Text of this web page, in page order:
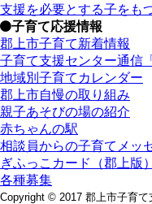
支援を必要とする子をも
子育て応援情報
郡上市子育て新着情報
子育て支援センター通信
地域別子育てカレンダー
郡上市自慢の取り組み
親子あそびの場の紹介
赤ちゃんの駅
相談員からの子育てメッ
ぎふっこカード（郡上版）
各種募集
Copyright © 2017 郡上市子育